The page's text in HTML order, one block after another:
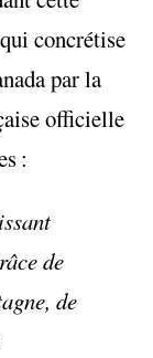
concrétise
par la
officielle
:
de
de